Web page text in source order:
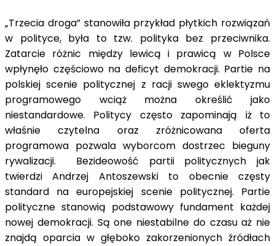
„Trzecia droga” stanowiła przykład płytkich rozwiązań
w polityce, była to tzw. polityka bez przeciwnika.
Zatarcie różnic między lewicą i prawicą w Polsce
wpłynęło częściowo na deficyt demokracji. Partie na
polskiej scenie politycznej z racji swego eklektyzmu
programowego wciąż można określić jako
niestandardowe. Politycy często zapominają iż to
właśnie czytelna oraz zróżnicowana oferta
programowa pozwala wyborcom dostrzec bieguny
rywalizacji. Bezideowość partii politycznych jak
twierdzi Andrzej Antoszewski to obecnie częsty
standard na europejskiej scenie politycznej. Partie
polityczne stanowią podstawowy fundament każdej
nowej demokracji. Są one niestabilne do czasu aż nie
znajdą oparcia w głęboko zakorzenionych źródłach